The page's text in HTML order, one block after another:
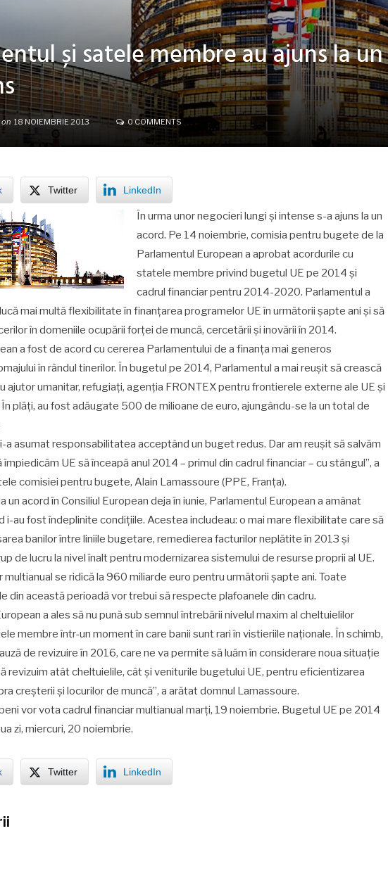
și satele membre au ajuns la un
on 18 NOIEMBRIE 2013 0 COMMENTS
Twitter LinkedIn
În urma unor negocieri lungi și intense s-a ajuns la un
acord. Pe 14 noiembrie, comisia pentru bugete de la
Parlamentul European a aprobat acordurile cu
statele membre privind bugetul UE pe 2014 și
cadrul financiar pentru 2014-2020. Parlamentul a
mai multă flexibilitate în finanțarea programelor UE în următorii șapte ani și să
în domeniile ocupării forței de muncă, cercetării și inovării în 2014.
a fost de acord cu cererea Parlamentului de a finanța mai generos
în rândul tinerilor. În bugetul pe 2014, Parlamentul a mai reușit să crească
ajutor umanitar, refugiați, agenția FRONTEX pentru frontierele externe ale UE și
În plăți, au fost adăugate 500 de milioane de euro, ajungându-se la un total de
a asumat responsabilitatea acceptând un buget redus. Dar am reușit să salvăm
UE să înceapă anul 2014 – primul din cadrul financiar – cu stângul”, a
comisiei pentru bugete, Alain Lamassoure (PPE, Franța).
un acord în Consiliul European deja în iunie, Parlamentul European a amânat
i-au fost îndeplinite condițiile. Acestea includeau: o mai mare flexibilitate care să
banilor între liniile bugetare, remedierea facturilor neplătite în 2013 și
de lucru la nivel înalt pentru modernizarea sistemului de resurse proprii al UE.
multianual se ridică la 960 miliarde euro pentru următorii șapte ani. Toate
din această perioadă vor trebui să respecte plafoanele din cadru.
a ales să nu pună sub semnul întrebării nivelul maxim al cheltuielilor
membre într-un moment în care banii sunt rari în vistieriile naționale. În schimb,
de revizuire în 2016, care ne va permite să luăm în considerare noua situație
revizuim atât cheltuielile, cât și veniturile bugetului UE, pentru eficientizarea
creșterii și locurilor de muncă”, a arătat domnul Lamassoure.
vor vota cadrul financiar multianual marți, 19 noiembrie. Bugetul UE pe 2014
zi, miercuri, 20 noiembrie.
Twitter LinkedIn